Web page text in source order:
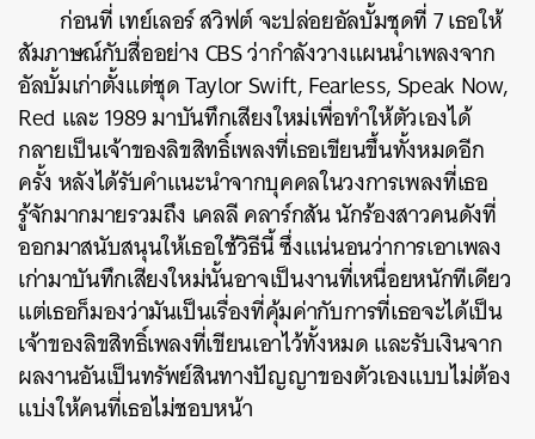
ก่อนที่ เทย์เลอร์ สวิฟต์ จะปล่อยอัลบั้มชุดที่ 7 เธอให้
สัมภาษณ์กับสื่ออย่าง CBS ว่ากำลังวางแผนนำเพลงจาก
อัลบั้มเก่าตั้งแต่ชุด Taylor Swift, Fearless, Speak Now,
Red และ 1989 มาบันทึกเสียงใหม่เพื่อทำให้ตัวเองได้
กลายเป็นเจ้าของลิขสิทธิ์เพลงที่เธอเขียนขึ้นทั้งหมดอีก
ครั้ง หลังได้รับคำแนะนำจากบุคคลในวงการเพลงที่เธอ
รู้จักมากมายรวมถึง เคลลี คลาร์กสัน นักร้องสาวคนดังที่
ออกมาสนับสนุนให้เธอใช้วิธีนี้ ซึ่งแน่นอนว่าการเอาเพลง
เก่ามาบันทึกเสียงใหม่นั้นอาจเป็นงานที่เหนื่อยหนักทีเดียว
แต่เธอก็มองว่ามันเป็นเรื่องที่คุ้มค่ากับการที่เธอจะได้เป็น
เจ้าของลิขสิทธิ์เพลงที่เขียนเอาไว้ทั้งหมด และรับเงินจาก
ผลงานอันเป็นทรัพย์สินทางปัญญาของตัวเองแบบไม่ต้อง
แบ่งให้คนที่เธอไม่ชอบหน้า